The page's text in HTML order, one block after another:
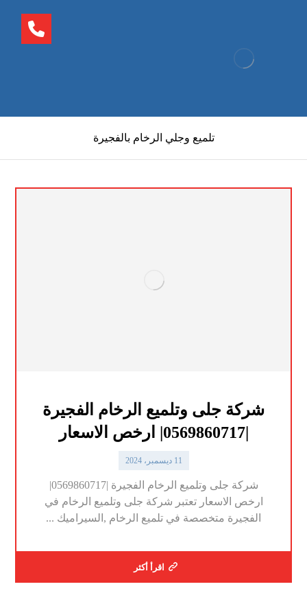
تلميع وجلي الرخام بالفجيرة
شركة جلى وتلميع الرخام الفجيرة
|0569860717| ارخص الاسعار
11 ديسمبر، 2024
شركة جلى وتلميع الرخام الفجيرة |0569860717|
ارخص الاسعار تعتبر شركة جلى وتلميع الرخام في
الفجيرة متخصصة في تلميع الرخام ,السيراميك ...
اقرأ أكثر